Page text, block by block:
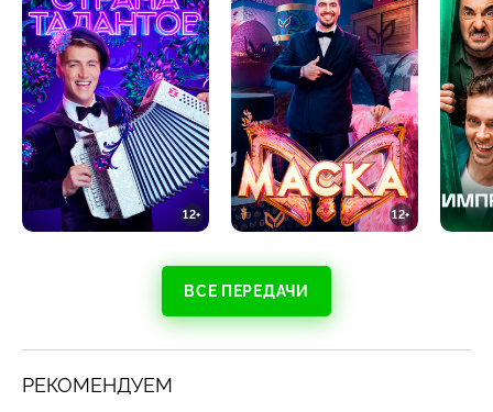
12+ 12+
ВСЕ ПЕРЕДАЧИ
РЕКОМЕНДУЕМ